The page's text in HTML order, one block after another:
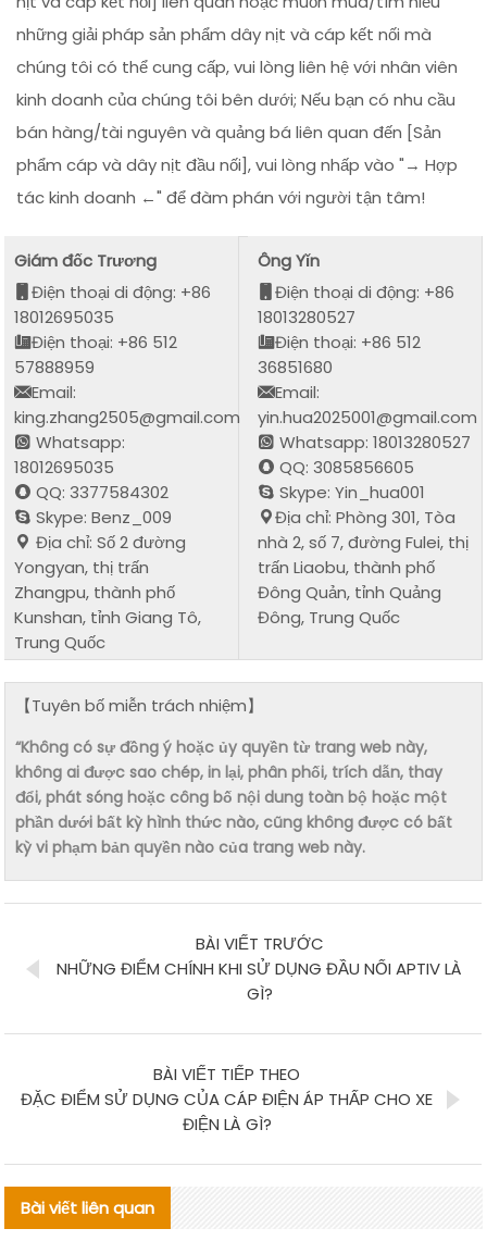
những giải pháp sản phẩm dây nịt và cáp kết nối mà
chúng tôi có thể cung cấp, vui lòng liên hệ với nhân viên
kinh doanh của chúng tôi bên dưới; Nếu bạn có nhu cầu
bán hàng/tài nguyên và quảng bá liên quan đến [Sản
phẩm cáp và dây nịt đầu nối], vui lòng nhấp vào "→ Hợp
tác kinh doanh ←" để đàm phán với người tận tâm!
Giám đốc Trương
Điện thoại di động: +86
18012695035
Điện thoại: +86 512
57888959
Email:
king.zhang2505@gmail.com
Whatsapp:
18012695035
QQ: 3377584302
Skype: Benz_009
Địa chỉ: Số 2 đường
Yongyan, thị trấn
Zhangpu, thành phố
Kunshan, tỉnh Giang Tô,
Trung Quốc
Ông Yǐn
Điện thoại di động: +86
18013280527
Điện thoại: +86 512
36851680
Email:
yin.hua2025001@gmail.com
Whatsapp: 18013280527
QQ: 3085856605
Skype: Yin_hua001
Địa chỉ: Phòng 301, Tòa
nhà 2, số 7, đường Fulei, thị
trấn Liaobu, thành phố
Đông Quản, tỉnh Quảng
Đông, Trung Quốc
【Tuyên bố miễn trách nhiệm】
“Không có sự đồng ý hoặc ủy quyền từ trang web này,
không ai được sao chép, in lại, phân phối, trích dẫn, thay
đổi, phát sóng hoặc công bố nội dung toàn bộ hoặc một
phần dưới bất kỳ hình thức nào, cũng không được có bất
kỳ vi phạm bản quyền nào của trang web này.
BÀI VIẾT TRƯỚC
NHỮNG ĐIỂM CHÍNH KHI SỬ DỤNG ĐẦU NỐI APTIV LÀ
GÌ?
BÀI VIẾT TIẾP THEO
ĐẶC ĐIỂM SỬ DỤNG CỦA CÁP ĐIỆN ÁP THẤP CHO XE
ĐIỆN LÀ GÌ?
Bài viết liên quan